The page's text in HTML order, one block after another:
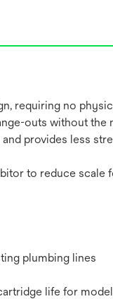
requiring no
outs without
provides less
to reduce scale
plumbing lines
life for